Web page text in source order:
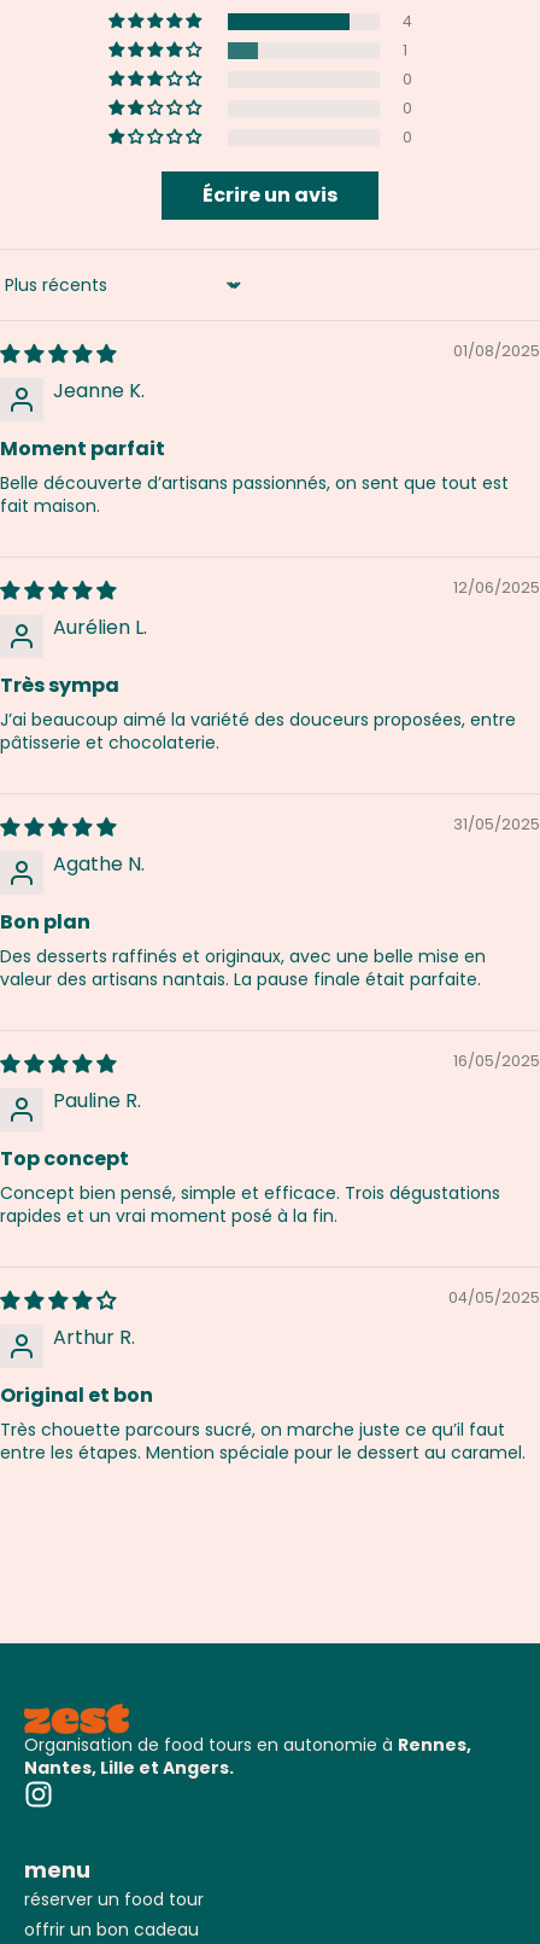
4
1
0
0
0
Écrire un avis
Sort by
01/08/2025
Jeanne K.
Moment parfait
Belle découverte d’artisans passionnés, on sent que tout est
fait maison.
12/06/2025
Aurélien L.
Très sympa
J’ai beaucoup aimé la variété des douceurs proposées, entre
pâtisserie et chocolaterie.
31/05/2025
Agathe N.
Bon plan
Des desserts raffinés et originaux, avec une belle mise en
valeur des artisans nantais. La pause finale était parfaite.
16/05/2025
Pauline R.
Top concept
Concept bien pensé, simple et efficace. Trois dégustations
rapides et un vrai moment posé à la fin.
04/05/2025
Arthur R.
Original et bon
Très chouette parcours sucré, on marche juste ce qu’il faut
entre les étapes. Mention spéciale pour le dessert au caramel.
Organisation de food tours en autonomie à Rennes,
Nantes, Lille et Angers.
menu
réserver un food tour
offrir un bon cadeau